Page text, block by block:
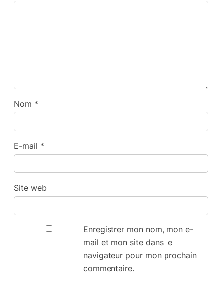
Nom *
E-mail *
Site web
Enregistrer mon nom, mon e-
mail et mon site dans le
navigateur pour mon prochain
commentaire.